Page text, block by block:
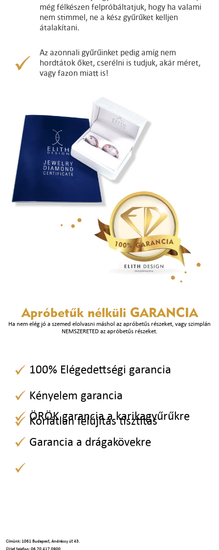
még félkészen felpróbáltatjuk, hogy ha valami
nem stimmel, ne a kész gyűrűket kelljen
átalakítani.
Az azonnali gyűrűinket pedig amíg nem
hordtátok őket, cserélni is tudjuk, akár méret,
vagy fazon miatt is!
Apróbetűk nélküli GARANCIA
Ha nem elég jó a szemed elolvasni máshol az apróbetűs részeket, vagy szimplán
NEMSZERETED az apróbetűs részeket.
100% Elégedettségi garancia
Kényelem garancia
Korlátlan felújítás tisztítás
ÖRÖK garancia a karikagyűrűkre
Garancia a drágakövekre
Címünk: 1061 Budapest, Andrássy út 43.
Üzlet telefon: 06 70 417 0900